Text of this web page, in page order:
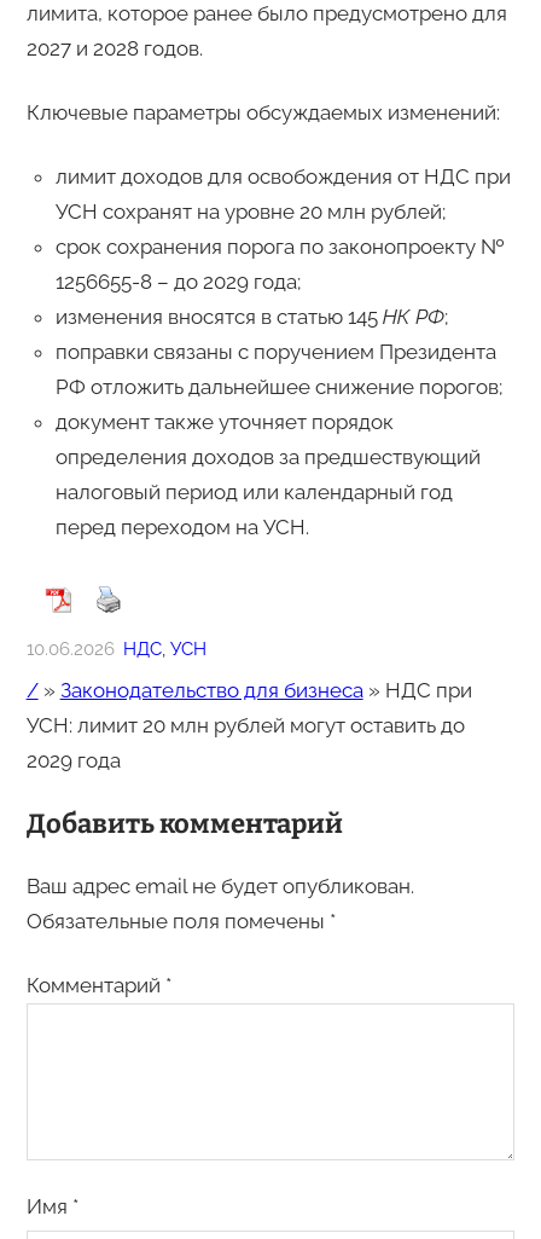
лимита, которое ранее было предусмотрено для
2027 и 2028 годов.
Ключевые параметры обсуждаемых изменений:
лимит доходов для освобождения от НДС при
УСН сохранят на уровне 20 млн рублей;
срок сохранения порога по законопроекту №
1256655-8 – до 2029 года;
изменения вносятся в статью 145 НК РФ;
поправки связаны с поручением Президента
РФ отложить дальнейшее снижение порогов;
документ также уточняет порядок
определения доходов за предшествующий
налоговый период или календарный год
перед переходом на УСН.
10.06.2026 НДС, УСН
/» Законодательство для бизнеса» НДС при
УСН: лимит 20 млн рублей могут оставить до
2029 года
Добавить комментарий
Ваш адрес email не будет опубликован.
Обязательные поля помечены *
Комментарий *
Имя *